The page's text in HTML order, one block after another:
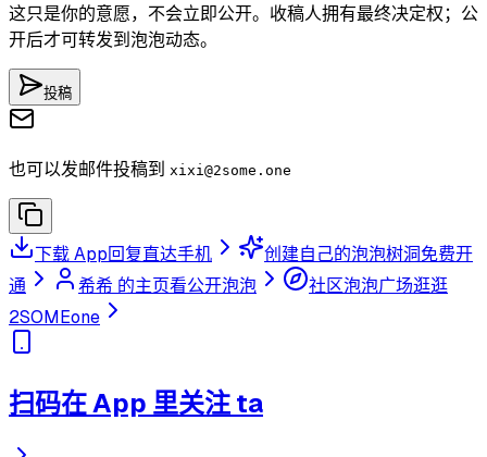
这只是你的意愿，不会立即公开。收稿人拥有最终决定权；公
开后才可转发到泡泡动态。
投稿
也可以发邮件投稿到 xixi @2some.one
下载 App回复直达手机 创建自己的泡泡树洞免费开
通
希希 的主页看公开泡泡 社区泡泡广场逛逛
2SOMEone
扫码在 App 里关注 ta